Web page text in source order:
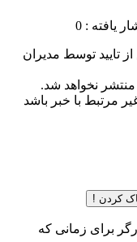
یافته : 0
تایید توسط مدیران
منتشر نخواهد شد.
مرتبط با خبر باشد
کردن !
برای زمانی که